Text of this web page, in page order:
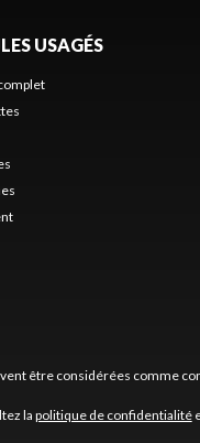
USAGÉS
être considérées comme
lapolitique de confidentialité